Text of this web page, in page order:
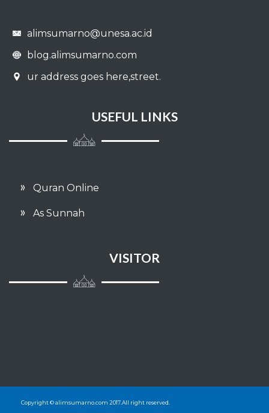
alimsumarno@unesa.ac.id
blog.alimsumarno.com
ur address goes here,street.
USEFUL LINKS
Quran Online
As Sunnah
VISITOR
Copyright © alimsumarno.com 2017.All right reserved.